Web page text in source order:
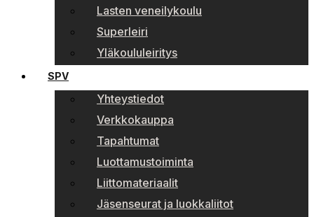
Lasten veneilykoulu
Superleiri
Yläkoululeiritys
SPV
Yhteystiedot
Verkkokauppa
Tapahtumat
Luottamustoiminta
Liittomateriaalit
Jäsenseurat ja luokkaliitot